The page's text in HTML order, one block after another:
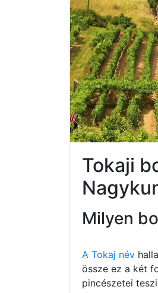
Tokaji
Milyen
A Tokaj név
össze ez a két
pincészetei